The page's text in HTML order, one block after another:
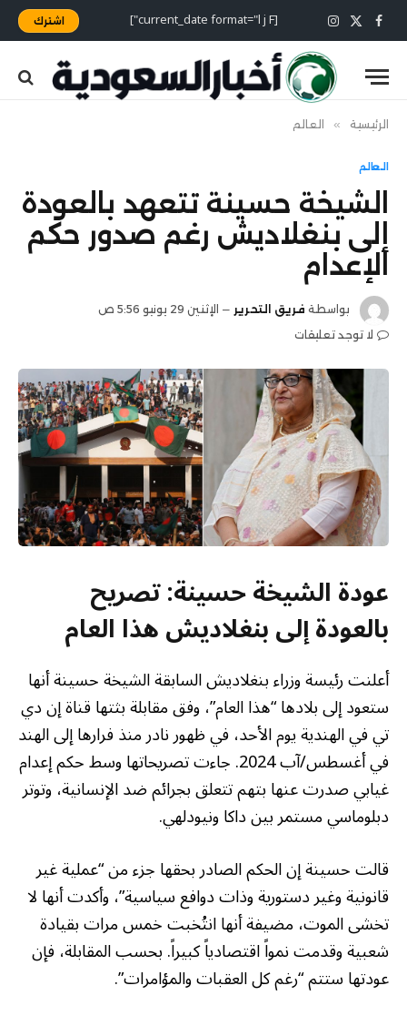
فيسبوك
X
(Twitter)
الانستغرام [current_date format="l j F"] اشترك
الرئيسية » العالم
العالم
الشيخة حسينة تتعهد بالعودة
إلى بنغلاديش رغم صدور حكم
الإعدام
بواسطة فريق التحرير
الإثنين 29 يونيو 5:56 ص
لا توجد تعليقات
عودة الشيخة حسينة: تصريح
بالعودة إلى بنغلاديش هذا العام
أعلنت رئيسة وزراء بنغلاديش السابقة الشيخة حسينة أنها
ستعود إلى بلادها “هذا العام”، وفق مقابلة بثتها قناة إن دي
تي في الهندية يوم الأحد، في ظهور نادر منذ فرارها إلى الهند
في أغسطس/آب 2024. جاءت تصريحاتها وسط حكم إعدام
غيابي صدرت عنها بتهم تتعلق بجرائم ضد الإنسانية، وتوتر
دبلوماسي مستمر بين داكا ونيودلهي.
قالت حسينة إن الحكم الصادر بحقها جزء من “عملية غير
قانونية وغير دستورية وذات دوافع سياسية”، وأكدت أنها لا
تخشى الموت، مضيفة أنها انتُخبت خمس مرات بقيادة
شعبية وقدمت نمواً اقتصادياً كبيراً. بحسب المقابلة، فإن
عودتها ستتم “رغم كل العقبات والمؤامرات”.